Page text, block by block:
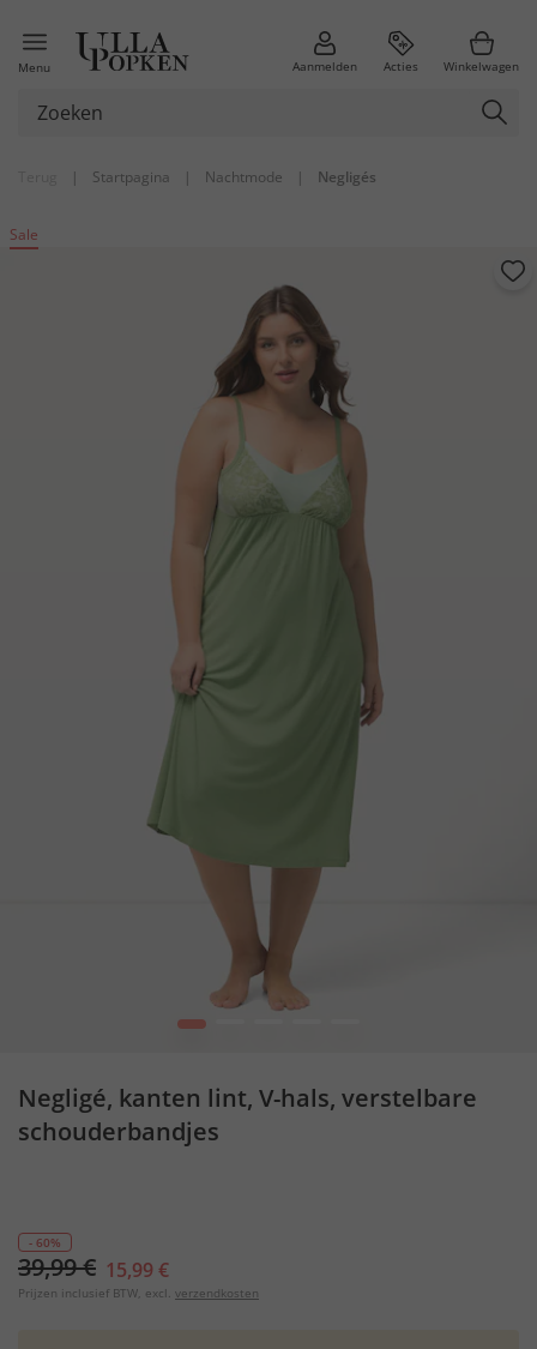
Menu Aanmelden Acties Winkelwagen
| Startpagina | Nachtmode | Negligés
Sale
1
Negligé, kanten lint, V-hals, verstelbare
schouderbandjes
- 60%
39,99 € 15,99 €
Prijzen inclusief BTW, excl. verzendkosten